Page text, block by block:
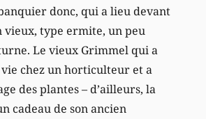
donc, qui a lieu devant
vieux, type ermite, un peu
Le vieux Grimmel qui a
vie chez un horticulteur et a
des plantes – d’ailleurs, la
cadeau de son ancien